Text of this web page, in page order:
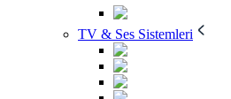
TV & Ses Sistemleri